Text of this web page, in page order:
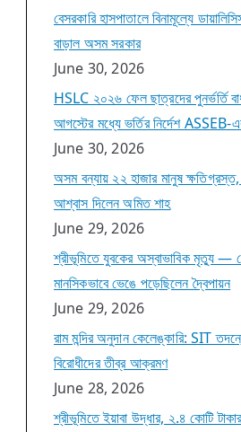
বেসরকারি হাসপাতালে বিনামূল্যে
বাড়াল অসম সরকার
June 30, 2026
HSLC ২০২৬ ফেল ছাত্রদের পুনর্ভর্তি
আগস্টের মধ্যে ভর্তির নির্দেশ ASSEB-
June 30, 2026
অসম বন্যায় ২২ হাজার মানুষ ক্ষতিগ্রস্ত,
আশ্বাস দিলেন অমিত শাহ
June 29, 2026
শ্রীভূমিতে যুবকের অস্বাভাবিক মৃত্যু —
মানসিকভাবে ভেঙে পড়েছিলেন দ্বৈপায়ন
June 29, 2026
রাম মন্দির অনুদান কেলেঙ্কারি: SIT
বিরোধীদের তীব্র আক্রমণ
June 28, 2026
শ্রীভূমিতে ইয়াবা উদ্ধার, ২.৪ কোটি